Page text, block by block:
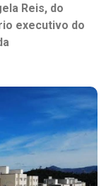
Reis, do
executivo do